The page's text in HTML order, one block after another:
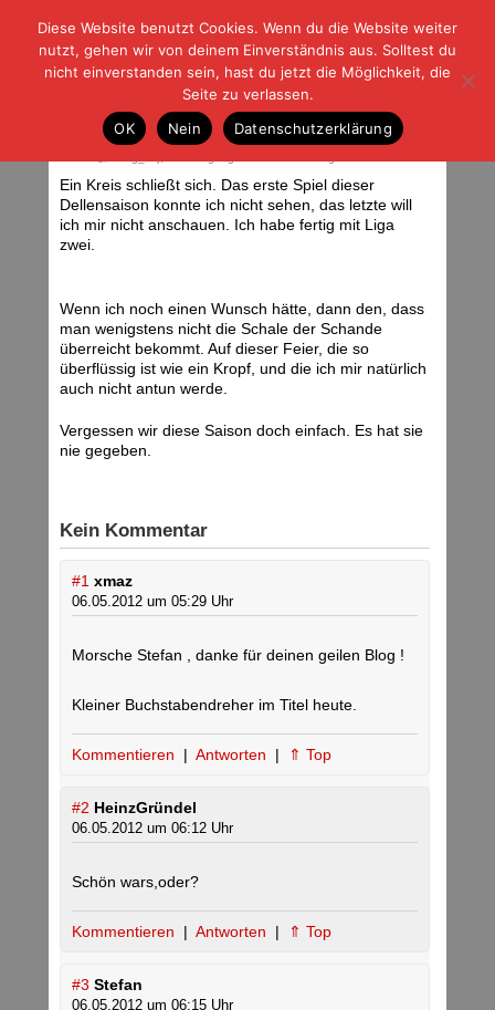
| | |BLOG-GFußball und der Rest
HOME|REGELN|IMPRESSUM |DATENSCHUTZ
06.05.12 Karlsruher SC – Eintracht
Frankfurt
Ein Kreis schließt sich. Das erste Spiel dieser
Dellensaison konnte ich nicht sehen, das letzte will
ich mir nicht anschauen. Ich habe fertig mit Liga
zwei.
Wenn ich noch einen Wunsch hätte, dann den, dass
man wenigstens nicht die Schale der Schande
überreicht bekommt. Auf dieser Feier, die so
überflüssig ist wie ein Kropf, und die ich mir natürlich
auch nicht antun werde.
Vergessen wir diese Saison doch einfach. Es hat sie
nie gegeben.
Kein Kommentar
#1 xmaz
06.05.2012 um 05:29 Uhr
Morsche Stefan , danke für deinen geilen Blog !
Kleiner Buchstabendreher im Titel heute.
Kommentieren | Antworten | ⇑ Top
#2 HeinzGründel
06.05.2012 um 06:12 Uhr
Schön wars,oder?
Kommentieren | Antworten | ⇑ Top
#3 Stefan
06.05.2012 um 06:15 Uhr
Diese Website benutzt Cookies. Wenn du die Website weiter
nutzt, gehen wir von deinem Einverständnis aus. Solltest du
nicht einverstanden sein, hast du jetzt die Möglichkeit, die
Seite zu verlassen.
OK
Nein Datenschutzerklärung